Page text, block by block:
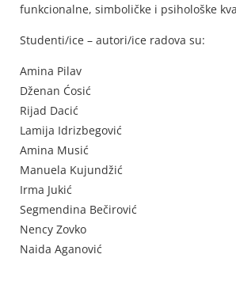
funkcionalne, simboličke i psihološke
Studenti/ice – autori/ice radova su:
Amina Pilav
Dženan Ćosić
Rijad Dacić
Lamija Idrizbegović
Amina Musić
Manuela Kujundžić
Irma Jukić
Segmendina Bečirović
Nency Zovko
Naida Aganović